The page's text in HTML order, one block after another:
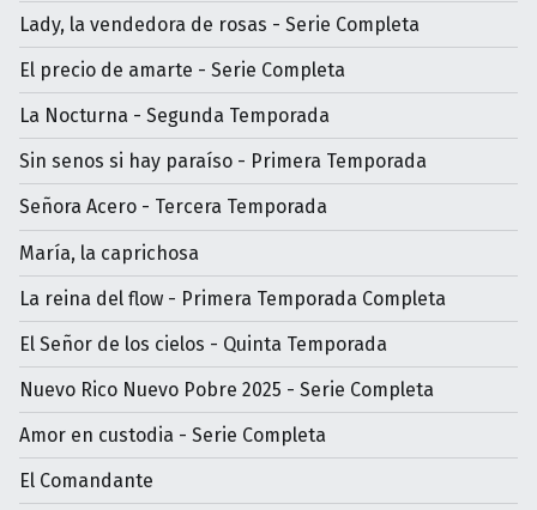
Lady, la vendedora de rosas - Serie Completa
El precio de amarte - Serie Completa
La Nocturna - Segunda Temporada
Sin senos si hay paraíso - Primera Temporada
Señora Acero - Tercera Temporada
María, la caprichosa
La reina del flow - Primera Temporada Completa
El Señor de los cielos - Quinta Temporada
Nuevo Rico Nuevo Pobre 2025 - Serie Completa
Amor en custodia - Serie Completa
El Comandante